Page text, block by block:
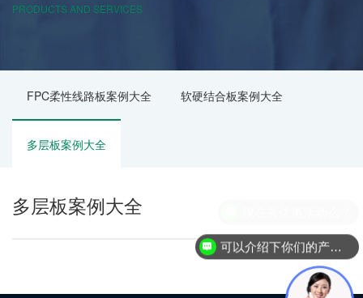
PRODUCTS AND SERVICES
FPC柔性线路板案例大全 软硬结合板案例大全
多层板案例大全
多层板案例大全
可以介绍下你们的产品么？